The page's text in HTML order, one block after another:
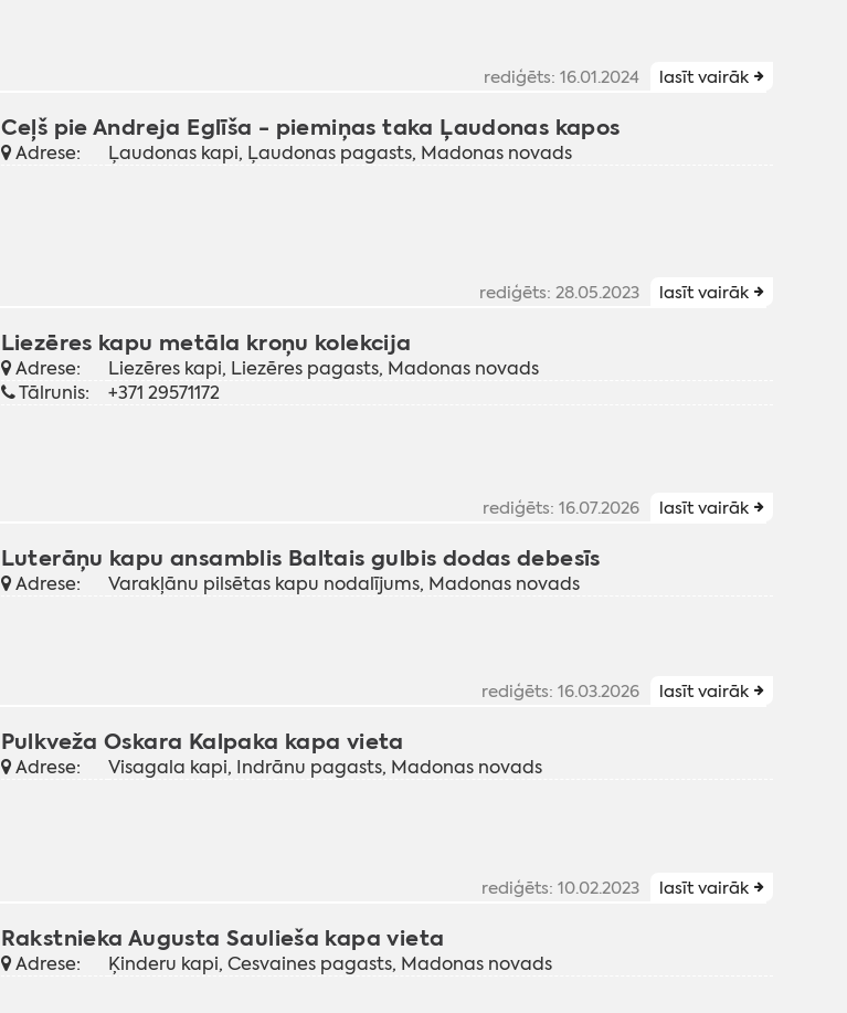
rediģēts: 16.01.2024 lasīt vairāk
Ceļš pie Andreja Eglīša - piemiņas taka Ļaudonas kapos
Adrese: Ļaudonas kapi, Ļaudonas pagasts, Madonas novads
rediģēts: 28.05.2023 lasīt vairāk
Liezēres kapu metāla kroņu kolekcija
Adrese:
Liezēres kapi, Liezēres pagasts, Madonas novads
Tālrunis:
+371 29571172
rediģēts: 16.07.2026 lasīt vairāk
Luterāņu kapu ansamblis Baltais gulbis dodas debesīs
Adrese: Varakļānu pilsētas kapu nodalījums, Madonas novads
rediģēts: 16.03.2026 lasīt vairāk
Pulkveža Oskara Kalpaka kapa vieta
Adrese: Visagala kapi, Indrānu pagasts, Madonas novads
rediģēts: 10.02.2023 lasīt vairāk
Rakstnieka Augusta Saulieša kapa vieta
Adrese: Ķinderu kapi, Cesvaines pagasts, Madonas novads